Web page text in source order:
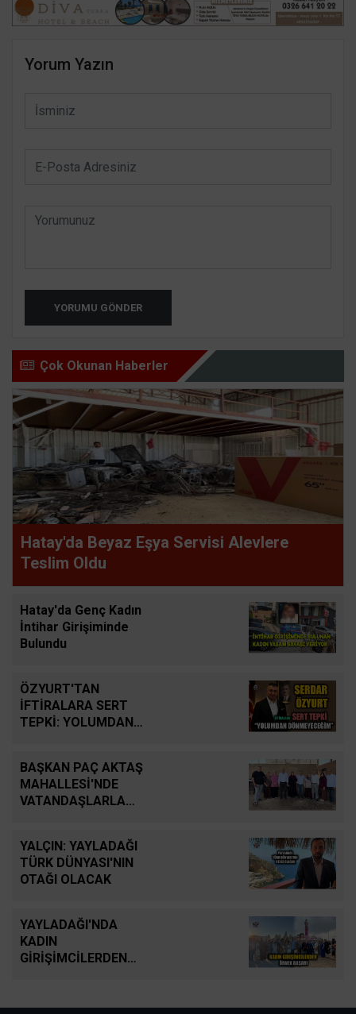
Yorum Yazın
YORUMU GÖNDER
Çok Okunan Haberler
Hatay'da Beyaz Eşya Servisi Alevlere
Teslim Oldu
Hatay'da Genç Kadın
İntihar Girişiminde
Bulundu
ÖZYURT'TAN
İFTİRALARA SERT
TEPKİ: YOLUMDAN
BAŞKAN PAÇ AKTAŞ
MAHALLESİ'NDE
VATANDAŞLARLA
YALÇIN: YAYLADAĞI
TÜRK DÜNYASI'NIN
OTAĞI OLACAK
YAYLADAĞI'NDA
KADIN
GİRİŞİMCİLERDEN